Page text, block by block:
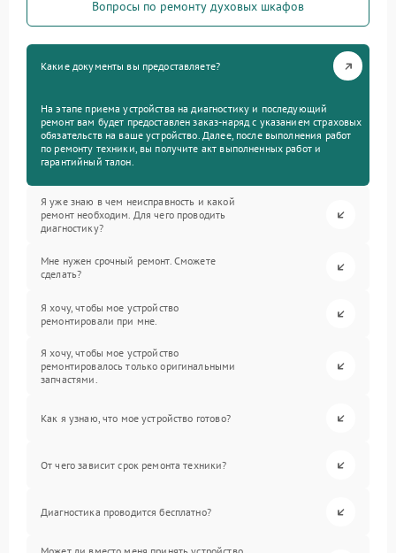
Вопросы по ремонту духовых шкафов
Какие документы вы предоставляете?
На этапе приема устройства на диагностику и последующий
ремонт вам будет предоставлен заказ-наряд с указанием страховых
обязательств на ваше устройство. Далее, после выполнения работ
по ремонту техники, вы получите акт выполненных работ и
гарантийный талон.
Я уже знаю в чем неисправность и какой
ремонт необходим. Для чего проводить
диагностику?
Мне нужен срочный ремонт. Сможете
сделать?
Я хочу, чтобы мое устройство
ремонтировали при мне.
Я хочу, чтобы мое устройство
ремонтировалось только оригинальными
запчастями.
Как я узнаю, что мое устройство готово?
От чего зависит срок ремонта техники?
Диагностика проводится бесплатно?